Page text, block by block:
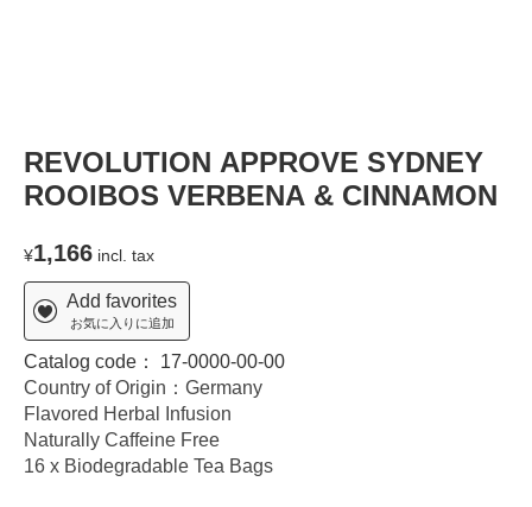
REVOLUTION APPROVE SYDNEY
ROOIBOS VERBENA & CINNAMON
¥1,166 incl. tax
Add favorites
お気に入りに追加
Catalog code： 17-0000-00-00
Country of Origin：Germany
Flavored Herbal Infusion
Naturally Caffeine Free
16 x Biodegradable Tea Bags